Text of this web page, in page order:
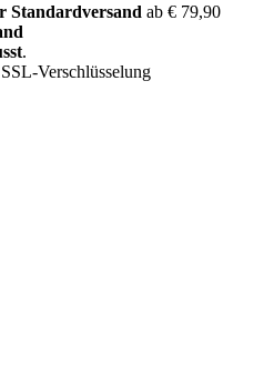
Standardversand ab € 79,90
.
Verschlüsselung